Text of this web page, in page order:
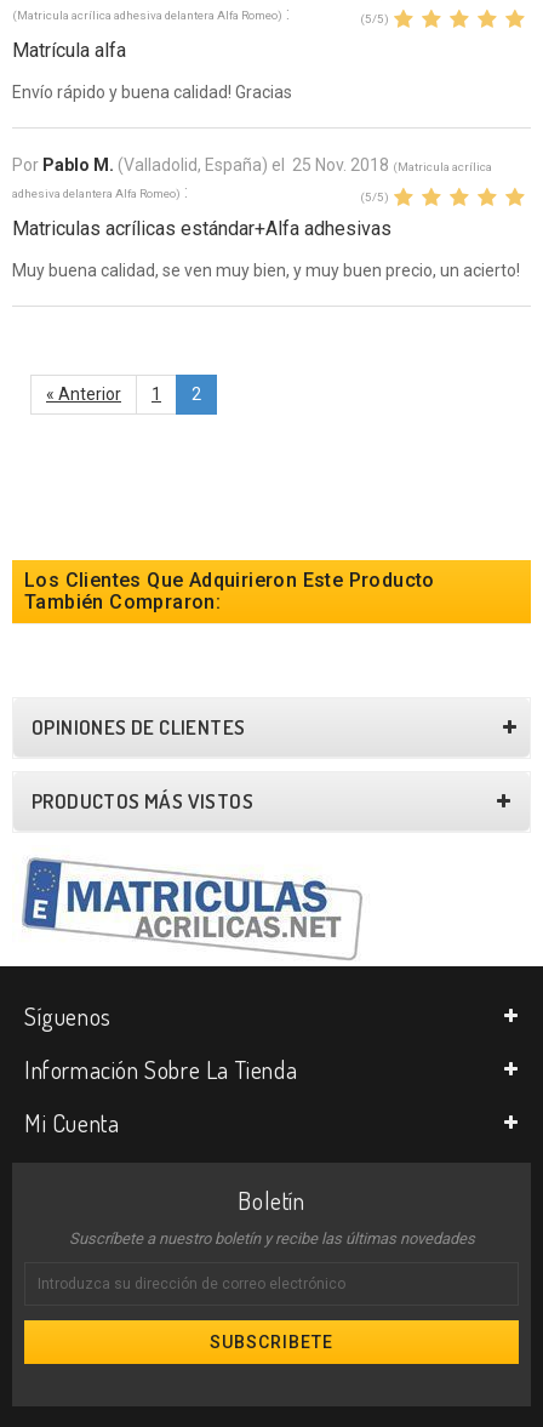
(Matricula acrílica adhesiva delantera Alfa Romeo) : (5/5)
Matrícula alfa
Envío rápido y buena calidad! Gracias
Por Pablo M. (Valladolid, España) el 25 Nov. 2018 (Matricula acrílica
adhesiva delantera Alfa Romeo) : (5/5)
Matriculas acrílicas estándar+Alfa adhesivas
Muy buena calidad, se ven muy bien, y muy buen precio, un acierto!
« Anterior 1 2
Los Clientes Que Adquirieron Este Producto
También Compraron:
OPINIONES DE CLIENTES
PRODUCTOS MÁS VISTOS
Síguenos
Información Sobre La Tienda
Mi Cuenta
Boletín
Suscríbete a nuestro boletín y recibe las últimas novedades
SUBSCRIBETE